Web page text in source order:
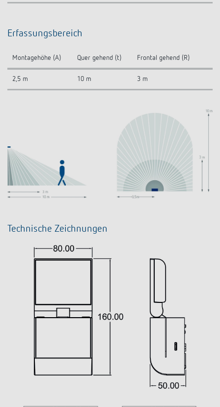
Erfassungsbereich
Montagehöhe (A) Quer gehend (t) Frontal gehend (R)
2,5 m 10 m 3 m
Technische Zeichnungen